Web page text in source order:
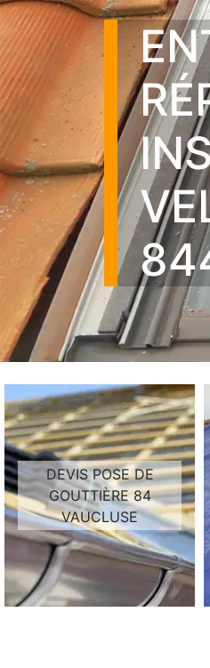
DEVIS POSE DE
GOUTTIÈRE 84
VAUCLUSE